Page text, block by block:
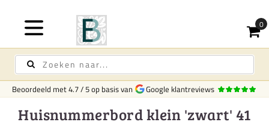
Beoordeeld met4.7/5op basis van Google klantreviews
Huisnummerbord klein 'zwart' 41